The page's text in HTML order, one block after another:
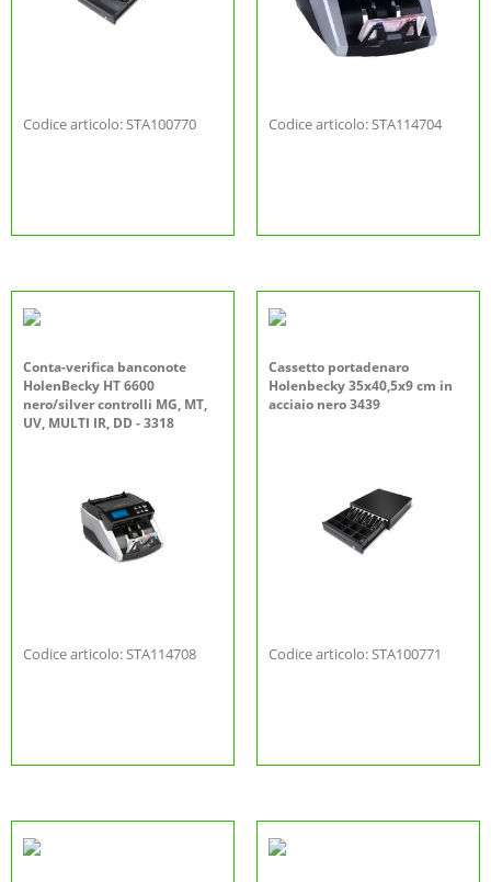
Codice articolo: STA100770 Codice articolo: STA114704
Conta-verifica banconote
HolenBecky HT 6600
nero/silver controlli MG, MT,
UV, MULTI IR, DD - 3318
Codice articolo: STA114708
Cassetto portadenaro
Holenbecky 35x40,5x9 cm in
acciaio nero 3439
Codice articolo: STA100771